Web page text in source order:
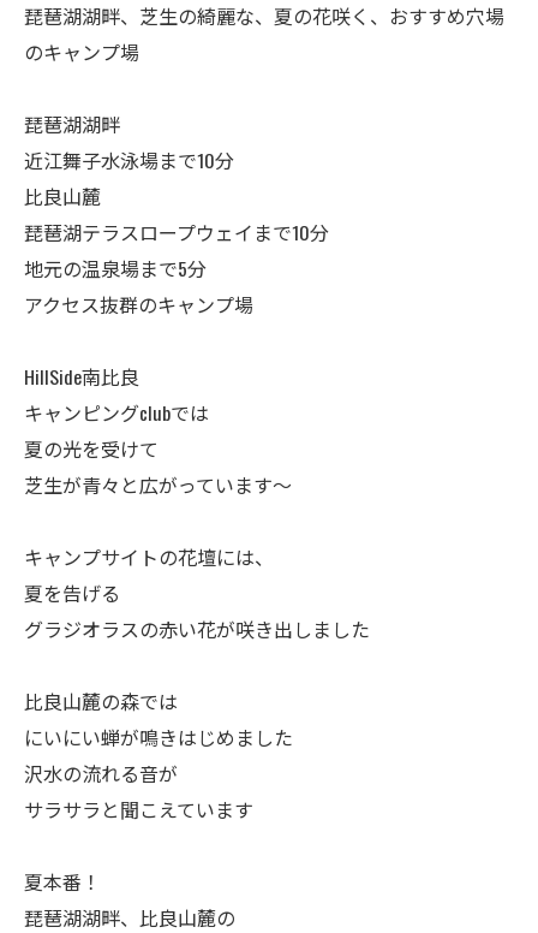
琵琶湖湖畔、芝生の綺麗な、夏の花咲く、おすすめ穴場
のキャンプ場
琵琶湖湖畔
近江舞子水泳場まで10分
比良山麓
琵琶湖テラスロープウェイまで10分
地元の温泉場まで5分
アクセス抜群のキャンプ場
HillSide南比良
キャンピングclubでは
夏の光を受けて
芝生が青々と広がっています～
キャンプサイトの花壇には、
夏を告げる
グラジオラスの赤い花が咲き出しました
比良山麓の森では
にいにい蝉が鳴きはじめました
沢水の流れる音が
サラサラと聞こえています
夏本番！
琵琶湖湖畔、比良山麓の